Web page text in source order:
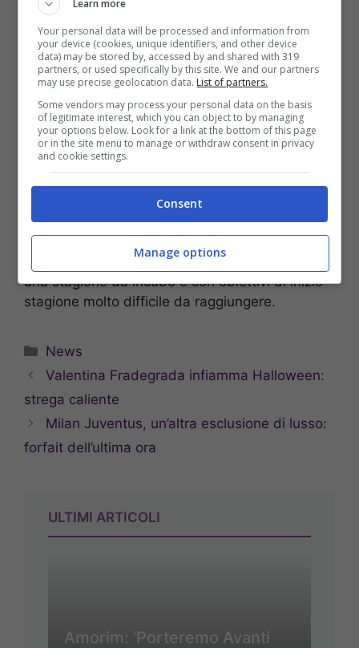
avere un quadro molto più chiaro.
Torino: Juric a rischio,
Nicola tra i nomi valutati da
Cairo
forte rischio e c’è sicuramente
valutati daCairoper lapanchinadelTorino. Le
prossime partite saranno decisive ed è davvero
vietato sbagliare. Altrimenti il rischio è quello di
una stagione da incubo e con obiettivi di inizio
stagione molto difficile da raggiungere.
Categorie
News
Valentina Fradegrada infiamma Halloween:
strega caliente
Milan Juventus, un’altra esclusione di lusso:
forfait dell’ultima ora
ULTIMI ARTICOLI
Amorim: ‘Porteremo Avanti
Learn more
Your personal data will be processed and information from
your device (cookies, unique identifiers, and other device
data) may be stored by, accessed by and shared with 319
partners, or used specifically by this site. We and our partners
may use precise geolocation data. List of partners.
Some vendors may process your personal data on the basis
of legitimate interest, which you can object to by managing
your options below. Look for a link at the bottom of this page
or in the site menu to manage or withdraw consent in privacy
and cookie settings.
Consent
Manage options